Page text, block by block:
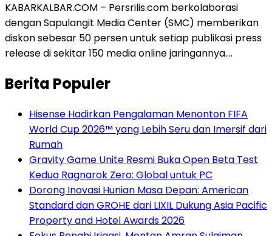
KABARKALBAR.COM – Persrilis.com berkolaborasi
dengan Sapulangit Media Center (SMC) memberikan
diskon sebesar 50 persen untuk setiap publikasi press
release di sekitar 150 media online jaringannya….
Berita Populer
Hisense Hadirkan Pengalaman Menonton FIFA
World Cup 2026™ yang Lebih Seru dan Imersif dari
Rumah
Gravity Game Unite Resmi Buka Open Beta Test
Kedua Ragnarok Zero: Global untuk PC
Dorong Inovasi Hunian Masa Depan: American
Standard dan GROHE dari LIXIL Dukung Asia Pacific
Property and Hotel Awards 2026